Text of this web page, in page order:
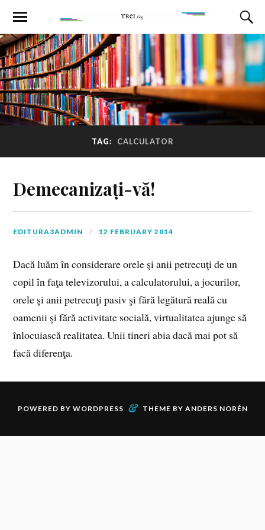
TAG: CALCULATOR
Demecanizați-vă!
EDITURA3ADMIN 12 FEBRUARY 2014
Dacă luăm în considerare orele şi anii petrecuţi de un
copil în faţa televizorului, a calculatorului, a jocurilor,
orele şi anii petrecuţi pasiv şi fără legătură reală cu
oamenii şi fără activitate socială, virtualitatea ajunge să
înlocuiască realitatea. Unii tineri abia dacă mai pot să
facă diferenţa.
POWERED BY WORDPRESS & THEME BY ANDERS NORÉN